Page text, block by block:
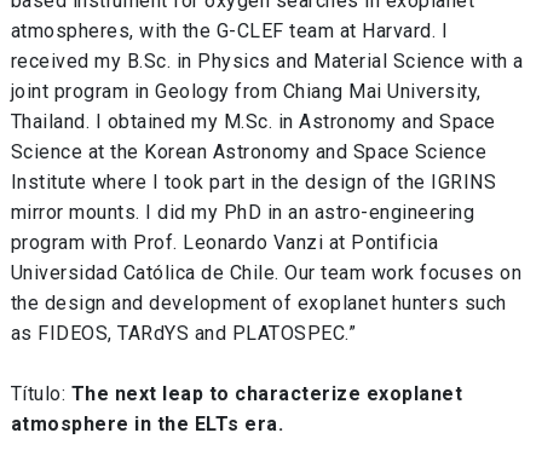
atmospheres, with the G-CLEF team at Harvard. I
received my B.Sc. in Physics and Material Science with a
joint program in Geology from Chiang Mai University,
Thailand. I obtained my M.Sc. in Astronomy and Space
Science at the Korean Astronomy and Space Science
Institute where I took part in the design of the IGRINS
mirror mounts. I did my PhD in an astro-engineering
program with Prof. Leonardo Vanzi at Pontificia
Universidad Católica de Chile. Our team work focuses on
the design and development of exoplanet hunters such
as FIDEOS, TARdYS and PLATOSPEC.”
Título: The next leap to characterize exoplanet
atmosphere in the ELTs era.